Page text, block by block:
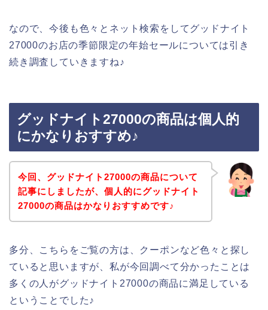
なので、今後も色々とネット検索をしてグッドナイト
27000のお店の季節限定の年始セールについては引き
続き調査していきますね♪
グッドナイト27000の商品は個人的
にかなりおすすめ♪
今回、グッドナイト27000の商品について
記事にしましたが、個人的にグッドナイト
27000の商品はかなりおすすめです♪
多分、こちらをご覧の方は、クーポンなど色々と探し
ていると思いますが、私が今回調べて分かったことは
多くの人がグッドナイト27000の商品に満足している
ということでした♪